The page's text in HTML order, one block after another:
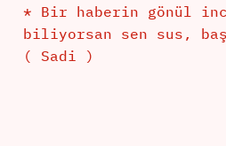
* Bir haberin gönül
biliyorsan sen sus,
( Sadi )